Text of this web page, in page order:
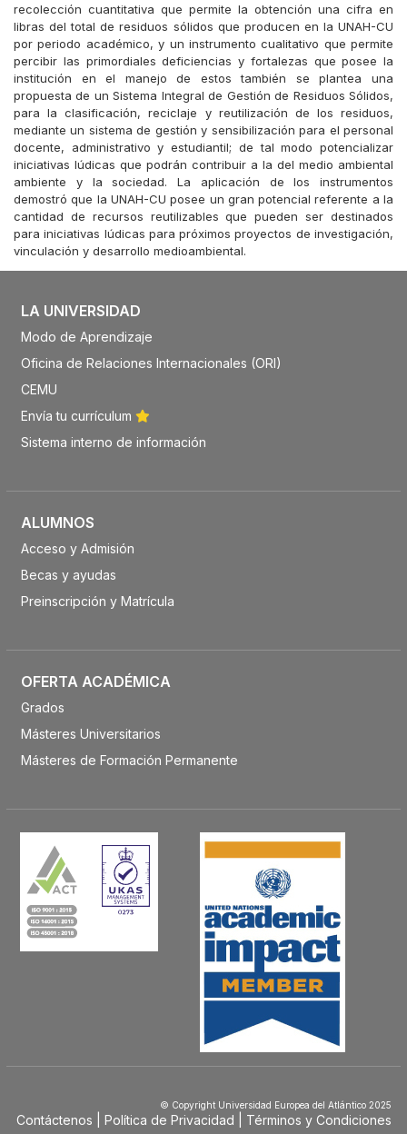
recolección cuantitativa que permite la obtención una cifra en
libras del total de residuos sólidos que producen en la UNAH-CU
por periodo académico, y un instrumento cualitativo que permite
percibir las primordiales deficiencias y fortalezas que posee la
institución en el manejo de estos también se plantea una
propuesta de un Sistema Integral de Gestión de Residuos Sólidos,
para la clasificación, reciclaje y reutilización de los residuos,
mediante un sistema de gestión y sensibilización para el personal
docente, administrativo y estudiantil; de tal modo potencializar
iniciativas lúdicas que podrán contribuir a la del medio ambiental
ambiente y la sociedad. La aplicación de los instrumentos
demostró que la UNAH-CU posee un gran potencial referente a la
cantidad de recursos reutilizables que pueden ser destinados
para iniciativas lúdicas para próximos proyectos de investigación,
vinculación y desarrollo medioambiental.
LA UNIVERSIDAD
Modo de Aprendizaje
Oficina de Relaciones Internacionales (ORI)
CEMU
Envía tu currículum
Sistema interno de información
ALUMNOS
Acceso y Admisión
Becas y ayudas
Preinscripción y Matrícula
OFERTA ACADÉMICA
Grados
Másteres Universitarios
Másteres de Formación Permanente
© Copyright Universidad Europea del Atlántico 2025
Contáctenos Política de Privacidad Términos y Condiciones